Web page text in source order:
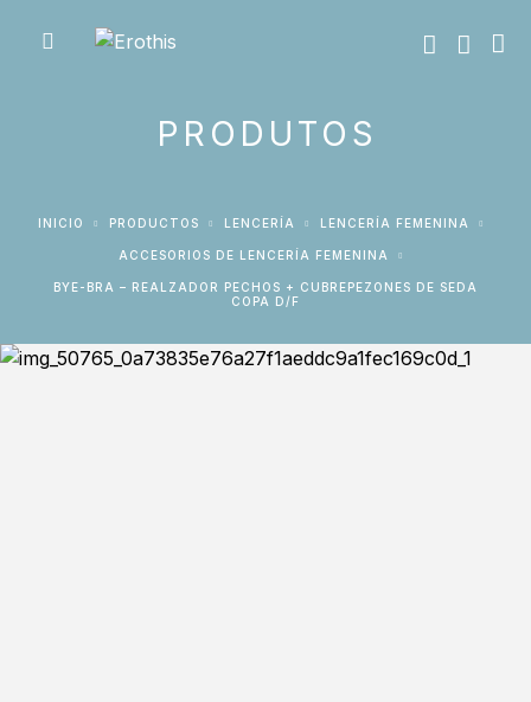
PRODUTOS
INICIO PRODUCTOS LENCERÍA LENCERÍA FEMENINA
ACCESORIOS DE LENCERÍA FEMENINA
BYE-BRA – REALZADOR PECHOS + CUBREPEZONES DE SEDA
COPA D/F